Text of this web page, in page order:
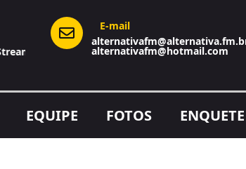
E-mail
alternativafm@hotmail.com
EQUIPE FOTOS ENQUETE